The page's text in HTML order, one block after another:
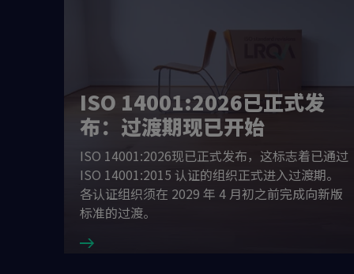
ISO 14001:2026已正式发
布：过渡期现已开始
ISO 14001:2026现已正式发布，这标志着已通过
ISO 14001:2015 认证的组织正式进入过渡期。
各认证组织须在 2029 年 4 月初之前完成向新版
标准的过渡。